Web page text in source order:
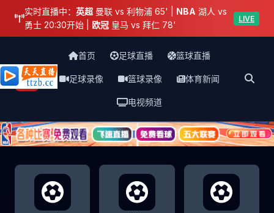
实时直播中： 英超 曼联 vs 利物浦 65' | NBA 湖人 vs
勇士 20:30开始 | 欧冠 皇马 vs 拜仁 78'
LIVE
天天直播网
首页 足球直播 篮球直播
足球录像 篮球录像 体育新闻
电视频道